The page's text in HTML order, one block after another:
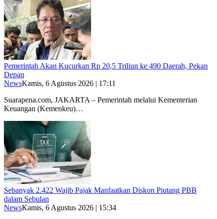
Pemerintah Akan Kucurkan Rp 20,5 Triliun ke 490 Daerah, Pekan
Depan
NewsKamis, 6 Agustus 2026 | 17:11
Suarapena.com, JAKARTA – Pemerintah melalui Kementerian
Keuangan (Kemenkeu)…
Sebanyak 2.422 Wajib Pajak Manfaatkan Diskon Piutang PBB
dalam Sebulan
NewsKamis, 6 Agustus 2026 | 15:34